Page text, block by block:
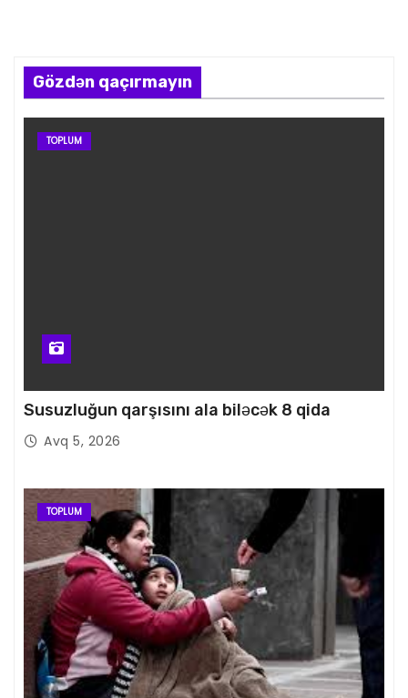
Gözdən qaçırmayın
TOPLUM
Susuzluğun qarşısını ala biləcək 8 qida
Avq 5, 2026
TOPLUM